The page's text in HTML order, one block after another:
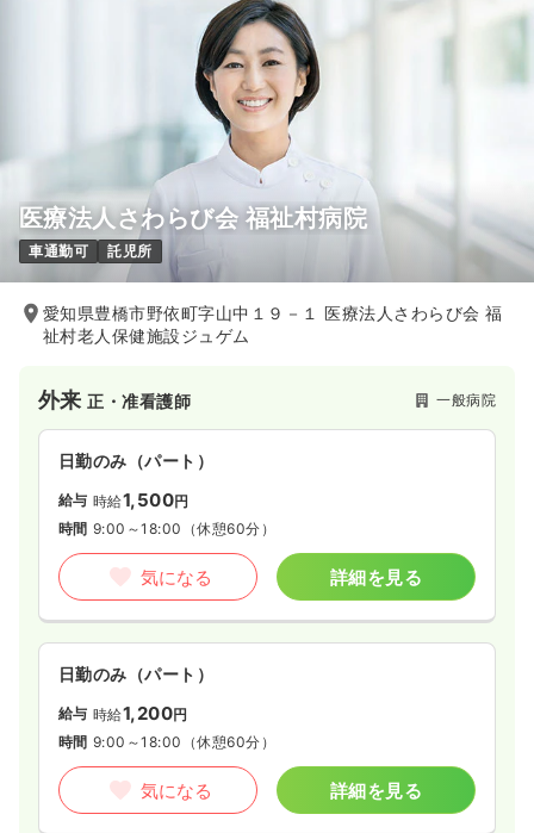
医療法人さわらび会 福祉村病院
車通勤可 託児所
愛知県豊橋市野依町字山中１９－１ 医療法人さわらび会 福
祉村老人保健施設ジュゲム
外来正・准看護師 一般病院
日勤のみ（パート）
給与 時給1,500円
時間 9:00～18:00 （休憩60分）
気になる 詳細を見る
日勤のみ（パート）
給与 時給1,200円
時間 9:00～18:00 （休憩60分）
気になる 詳細を見る